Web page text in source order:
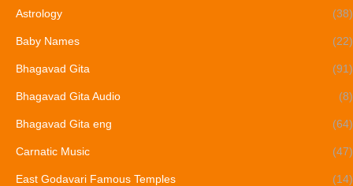
Astrology (38)
Baby Names (22)
Bhagavad Gita (91)
Bhagavad Gita Audio (8)
Bhagavad Gita eng (64)
Carnatic Music (47)
East Godavari Famous Temples (14)